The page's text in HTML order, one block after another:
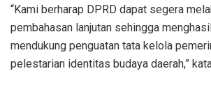
“Kami berharap DPRD dapat segera
pembahasan lanjutan sehingga
mendukung penguatan tata kelola
pelestarian identitas budaya daerah,”